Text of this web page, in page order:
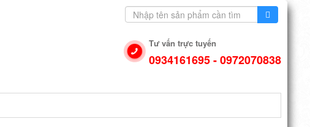
Tư vấn trực tuyến
0934161695 - 0972070838